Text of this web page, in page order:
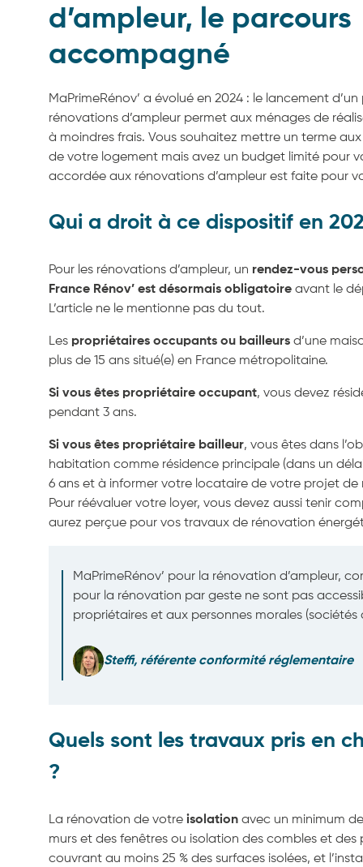
d’ampleur, le parcours
accompagné
MaPrimeRénov’ a évolué en 2024 : le lancement
rénovations d’ampleur permet aux ménages de
à moindres frais. Vous souhaitez mettre un terme
de votre logement mais avez un budget limité pour
accordée aux rénovations d’ampleur est faite pour
Qui a droit à ce dispositif en
Pour les rénovations d’ampleur, un rendez-vous
France Rénov’ est désormais obligatoire avant le
L’article ne le mentionne pas du tout.
Les propriétaires occupants ou bailleurs d’une
plus de 15 ans situé(e) en France métropolitaine.
Si vous êtes propriétaire occupant, vous devez
pendant 3 ans.
Si vous êtes propriétaire bailleur, vous êtes dans
habitation comme résidence principale (dans un
6 ans et à informer votre locataire de votre projet de
Pour réévaluer votre loyer, vous devez aussi tenir
aurez perçue pour vos travaux de rénovation
MaPrimeRénov’ pour la rénovation d’ampleur,
pour la rénovation par geste ne sont pas
propriétaires et aux personnes morales (sociétés
Steffi, référente conformité réglementaire
Quels sont les travaux pris en
?
La rénovation de votre isolation avec un minimum
murs et des fenêtres ou isolation des combles et des
couvrant au moins 25 % des surfaces isolées, et